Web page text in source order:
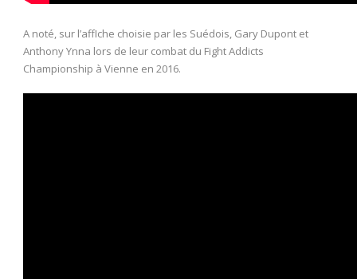
A noté, sur l’affIche choisie par les Suédois, Gary Dupont et
Anthony Ynna lors de leur combat du Fight Addicts
Championship à Vienne en 2016.